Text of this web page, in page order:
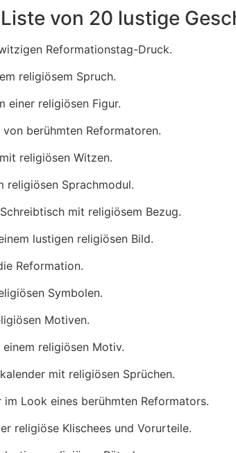
von 20 lustige
Reformationstag-Druck.
religiösem Spruch.
einer religiösen Figur.
berühmten Reformatoren.
religiösen Witzen.
religiösen Sprachmodul.
mit religiösem Bezug.
lustigen religiösen Bild.
Reformation.
Symbolen.
Motiven.
religiösen Motiv.
mit religiösen Sprüchen.
im Look eines berühmten Reformators.
religiöse Klischees und Vorurteile.